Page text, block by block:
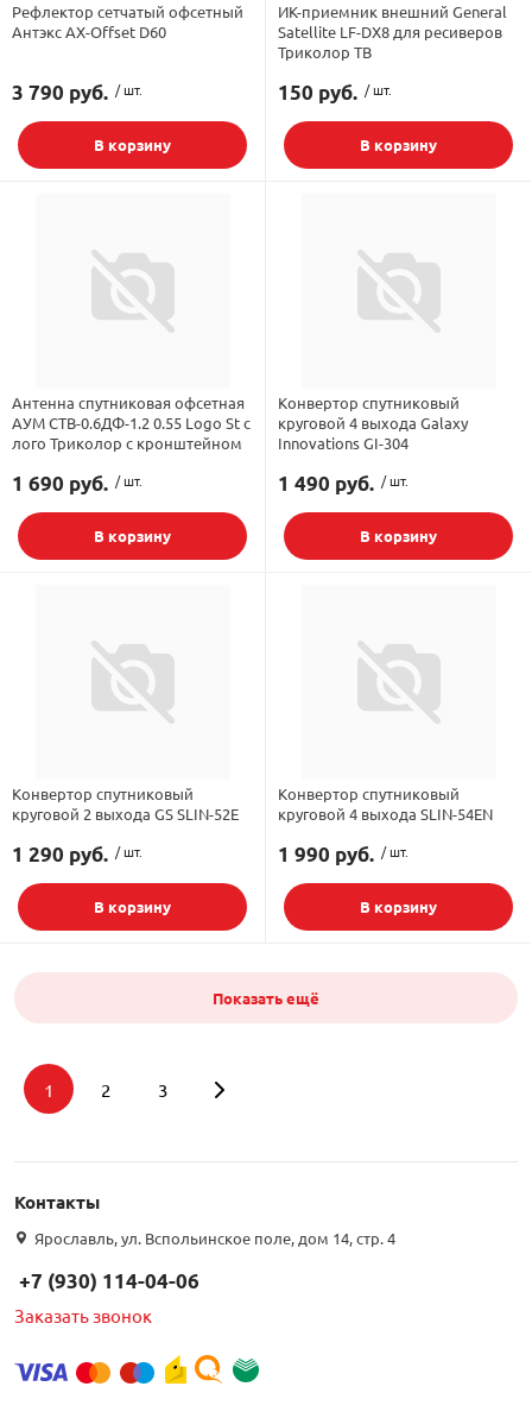
Интернет цена
Рефлектор сетчатый офсетный
Антэкс AX-Offset D60
3 790 руб. / шт.
В корзину
ИК-приемник внешний General
Satellite LF-DX8 для ресиверов
Триколор ТВ
150 руб. / шт.
В корзину
Антенна спутниковая офсетная
АУМ CTB-0.6ДФ-1.2 0.55 Logo St с
лого Триколор с кронштейном
1 690 руб. / шт.
В корзину
Конвертор спутниковый
круговой 4 выхода Galaxy
Innovations GI-304
1 490 руб. / шт.
В корзину
Конвертор спутниковый
круговой 2 выхода GS SLIN-52E
1 290 руб. / шт.
В корзину
Конвертор спутниковый
круговой 4 выхода SLIN-54EN
1 990 руб. / шт.
В корзину
Показать ещё
1 2 3
Контакты
Ярославль, ул. Вспольинское поле, дом 14, стр. 4
+7 (930) 114-04-06
Заказать звонок